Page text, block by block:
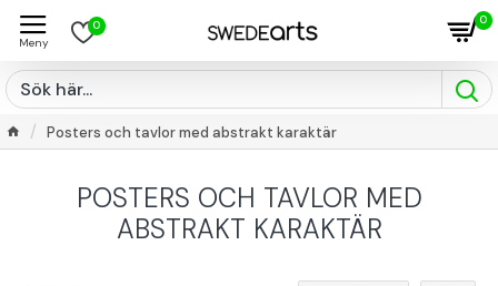
0 0
Posters och tavlor med abstrakt karaktär
POSTERS OCH TAVLOR MED
ABSTRAKT KARAKTÄR